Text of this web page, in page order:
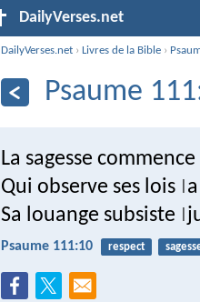
DailyVerses.net
DailyVerses.net ›Livres de la Bible ›
Psaume
La sagesse commence
Qui observe ses lois
Sa louange subsiste
Psaume 111:10 respect